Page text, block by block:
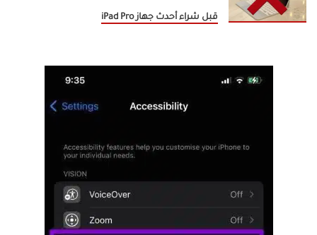
قبل شراء أحدث جهاز iPad Pro